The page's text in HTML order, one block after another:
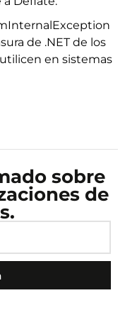
de .NET de los
en sistemas
sobre
de